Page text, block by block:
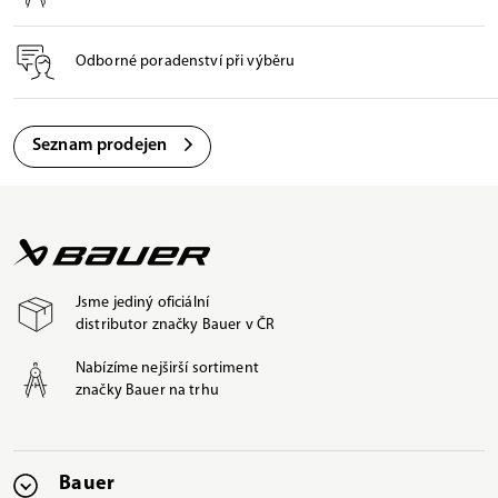
Odborné poradenství při výběru
Seznam prodejen
Jsme jediný oficiální
distributor značky Bauer v ČR
Nabízíme nejširší sortiment
značky Bauer na trhu
Bauer